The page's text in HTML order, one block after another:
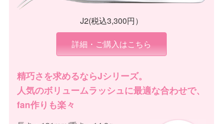
J2(税込3,300円）
詳細・ご購入はこちら
精巧さを求めるならJシリーズ。
人気のボリュームラッシュに最適な合わせで、
fan作りも楽々